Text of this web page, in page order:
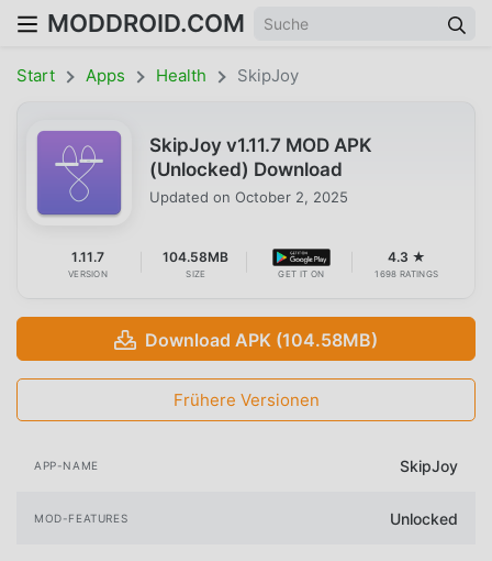
MODDROID.COM
Start Apps Health SkipJoy
SkipJoy v1.11.7 MOD APK
(Unlocked) Download
Updated on October 2, 2025
1.11.7
VERSION
104.58MB
SIZE GET IT ON
4.3 ★
1698 RATINGS
Download APK (104.58MB)
Frühere Versionen
APP-NAME SkipJoy
MOD-FEATURES Unlocked